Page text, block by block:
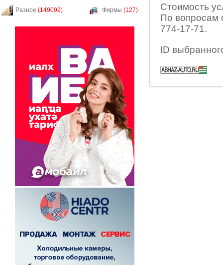
Разное (149092) Фирмы (127)
Стоимость
По вопросам
774-17-71.
ID